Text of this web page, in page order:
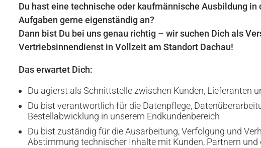
Du hast eine technische oder kaufmännische Ausbildung in
Aufgaben gerne eigenständig an?
Dann bist Du bei uns genau richtig – wir suchen Dich als
Vertriebsinnendienst in Vollzeit am Standort Dachau!
Das erwartet Dich:
Du agierst als Schnittstelle zwischen Kunden, Lieferanten
Du bist verantwortlich für die Datenpflege,
Bestellabwicklung in unserem Endkundenbereich
Du bist zuständig für die Ausarbeitung, Verfolgung und
Abstimmung technischer Inhalte mit Kunden, Partnern und